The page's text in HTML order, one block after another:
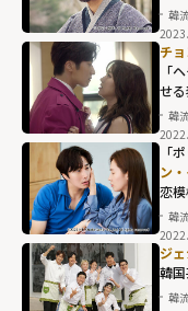
韓
チ
「
せ
韓
「
ン
恋
韓
ジ
韓
韓